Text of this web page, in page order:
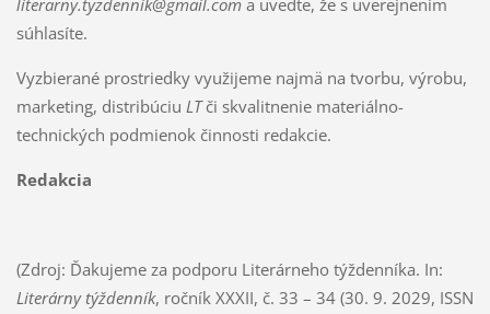
literarny.tyzdennik@gmail.com a uveďte, že s uverejnením
súhlasíte.
Vyzbierané prostriedky využijeme najmä na tvorbu, výrobu,
marketing, distribúciu LTči skvalitnenie materiálno-
technických podmienok činnosti redakcie.
Redakcia
(Zdroj: Ďakujeme za podporu Literárneho týždenníka. In:
Literárny týždenník, ročník XXXII, č. 33 – 34 (30. 9. 2029, ISSN